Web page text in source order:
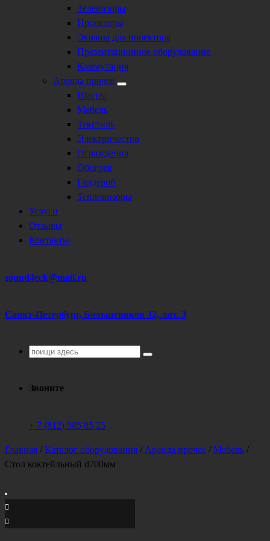
Телевизоры
Проекторы
Экраны для проектора
Презентационное оборудование
Коммутация
Аренда прочее
Шатры
Мебель
Текстиль
Электричество
Ограждения
Обогрев
Гардероб
Тепловизоры
Услуги
Отзывы
Контакты
sound4eck@mail.ru
Санкт-Петербург, Большевиков 32, лит. З
Поиск
Звоните
+ 7 (812) 985 85 25
Главная / Каталог оборудования / Аренда прочее / Мебель /
Стол коктейльный d700мм